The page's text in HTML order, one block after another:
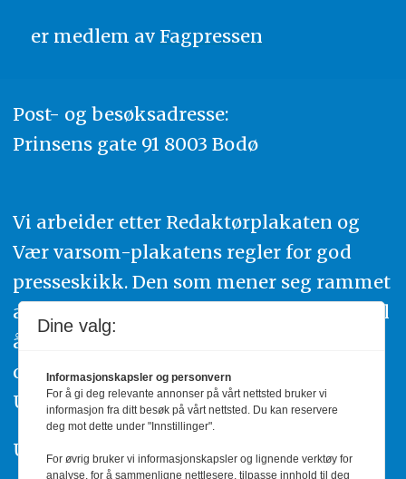
er medlem av Fagpressen
Post- og besøksadresse:
Prinsens gate 91 8003 Bodø
Vi arbeider etter Redaktørplakaten og
Vær varsom-plakatens regler for god
presseskikk. Den som mener seg rammet
av urettmessig publisering, oppfordres til
å ta kontakt med redaksjonen. Du kan
også klage inn saker til Pressens Faglige
Utvalg,www.pfu.no.
Utgiver: PBL
Dine valg:
Informasjonskapsler og personvern
For å gi deg relevante annonser på vårt nettsted bruker vi
informasjon fra ditt besøk på vårt nettsted. Du kan reservere
deg mot dette under "Innstillinger".
For øvrig bruker vi informasjonskapsler og lignende verktøy for
analyse, for å sammenligne nettlesere, tilpasse innhold til deg